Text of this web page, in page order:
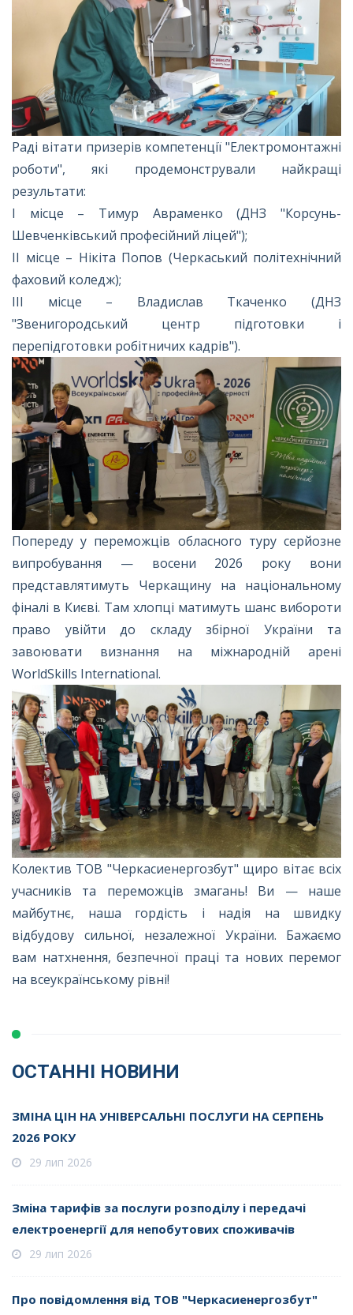
Раді вітати призерів компетенції "Електромонтажні
роботи", які продемонстрували найкращі
результати:
І місце – Тимур Авраменко (ДНЗ "Корсунь-
Шевченківський професійний ліцей");
ІІ місце – Нікіта Попов (Черкаський політехнічний
фаховий коледж);
ІІІ місце – Владислав Ткаченко (ДНЗ
"Звенигородський центр підготовки і
перепідготовки робітничих кадрів").
Попереду у переможців обласного туру серйозне
випробування — восени 2026 року вони
представлятимуть Черкащину на національному
фіналі в Києві. Там хлопці матимуть шанс вибороти
право увійти до складу збірної України та
завоювати визнання на міжнародній арені
WorldSkills International.
Колектив ТОВ "Черкасиенергозбут" щиро вітає всіх
учасників та переможців змагань! Ви — наше
майбутнє, наша гордість і надія на швидку
відбудову сильної, незалежної України. Бажаємо
вам натхнення, безпечної праці та нових перемог
на всеукраїнському рівні!
ОСТАННІ НОВИНИ
ЗМІНА ЦІН НА УНІВЕРСАЛЬНІ ПОСЛУГИ НА СЕРПЕНЬ
2026 РОКУ
29 лип 2026
Зміна тарифів за послуги розподілу і передачі
електроенергії для непобутових споживачів
29 лип 2026
Про повідомлення від ТОВ "Черкасиенергозбут"